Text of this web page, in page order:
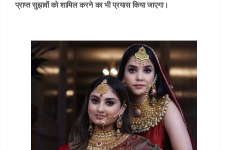
प्राप्त सुझावों को शामिल करने का भी प्रयास किया जाएगा।